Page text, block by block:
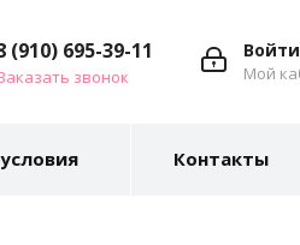
Войти
(910) 695-39-11
звонок
Контакты